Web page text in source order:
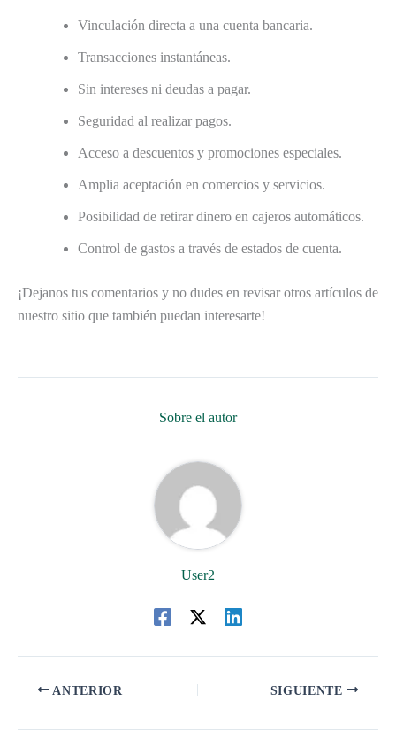
Vinculación directa a una cuenta bancaria.
Transacciones instantáneas.
Sin intereses ni deudas a pagar.
Seguridad al realizar pagos.
Acceso a descuentos y promociones especiales.
Amplia aceptación en comercios y servicios.
Posibilidad de retirar dinero en cajeros automáticos.
Control de gastos a través de estados de cuenta.
¡Dejanos tus comentarios y no dudes en revisar otros artículos de
nuestro sitio que también puedan interesarte!
Sobre el autor
User2
ANTERIOR SIGUIENTE